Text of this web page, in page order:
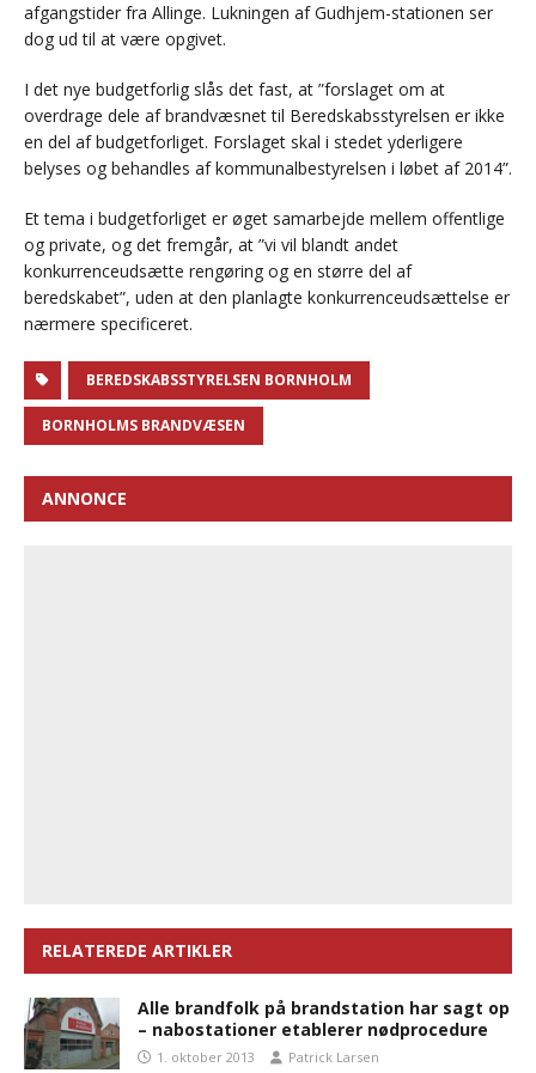
afgangstider fra Allinge. Lukningen af Gudhjem-stationen ser
dog ud til at være opgivet.
I det nye budgetforlig slås det fast, at ”forslaget om at
overdrage dele af brandvæsnet til Beredskabsstyrelsen er ikke
en del af budgetforliget. Forslaget skal i stedet yderligere
belyses og behandles af kommunalbestyrelsen i løbet af 2014”.
Et tema i budgetforliget er øget samarbejde mellem offentlige
og private, og det fremgår, at ”vi vil blandt andet
konkurrenceudsætte rengøring og en større del af
beredskabet”, uden at den planlagte konkurrenceudsættelse er
nærmere specificeret.
BEREDSKABSSTYRELSEN BORNHOLM
BORNHOLMS BRANDVÆSEN
ANNONCE
RELATEREDE ARTIKLER
Alle brandfolk på brandstation har sagt op
– nabostationer etablerer nødprocedure
1. oktober 2013 Patrick Larsen